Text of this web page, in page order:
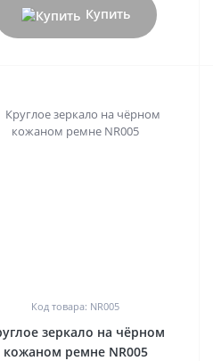
Купить
Код товара: NR005
зеркало на чёрном
кожаном ремне NR005